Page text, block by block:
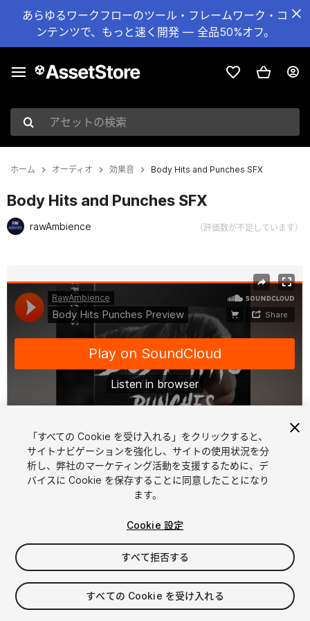
あらゆるワークフローのツール・フレームワーク・コ
ンテンツで、もっと速く開発 — 全品50%オフ。
アセットの検索
ホーム オーディオ 効果音 Body Hits and Punches SFX
Body Hits and Punches SFX
rawAmbience （評価数が不足しています）
1 /2
$12.99
消費税は決済時に計算されます
「すべての Cookie を受け入れる」をクリックすると、
サイトナビゲーションを強化し、サイトの使用状況を分
析し、弊社のマーケティング活動を支援するために、デ
バイスに Cookie を保存することに同意したことになり
ます。
Cookie 設定
すべて拒否する
すべての Cookie を受け入れる